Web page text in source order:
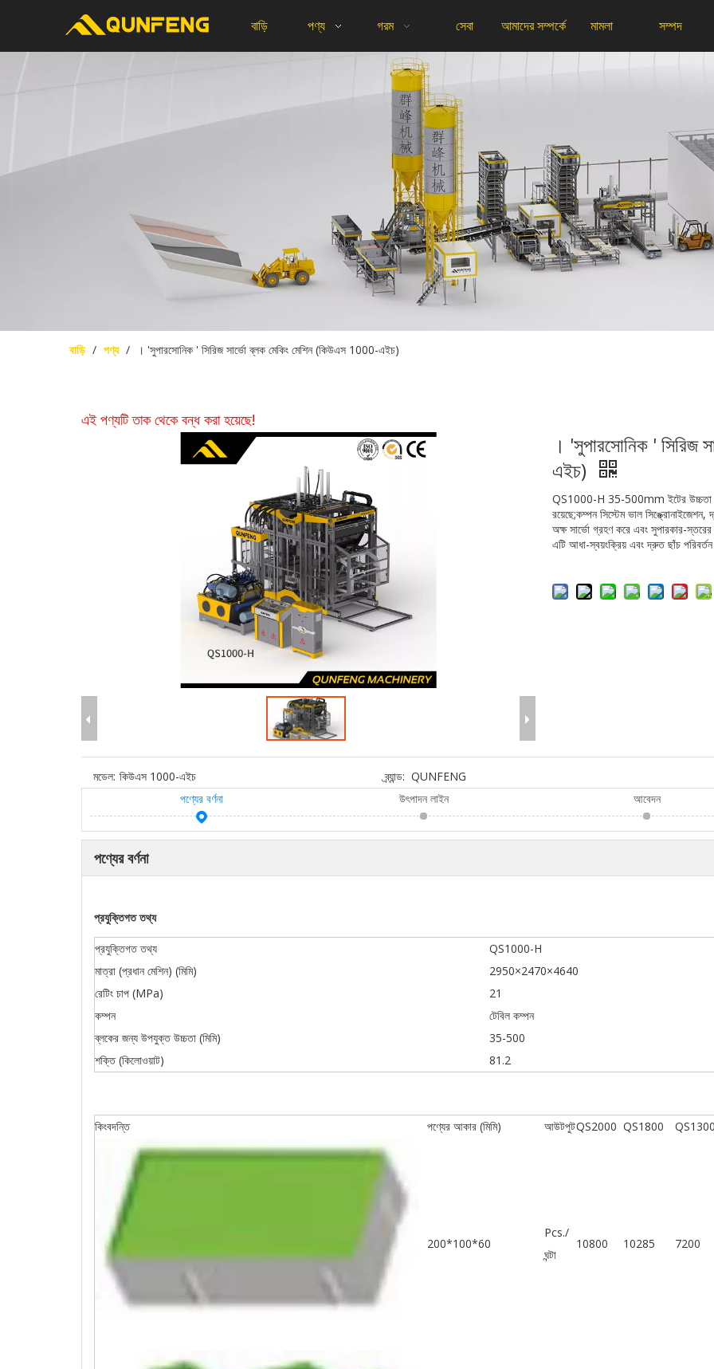
বাড়ি পণ্য গরম সেবা আমাদের সম্পর্কে মামলা সম্পদ
বাড়ি / পণ্য / । 'সুপারসোনিক ' সিরিজ সার্ভো ব্লক মেকিং মেশিন (কিউএস 1000-এইচ)
এই পণ্যটি তাক থেকে বন্ধ করা হয়েছে!
। 'সুপারসোনিক ' সিরিজ
এইচ)
QS1000-H 35-500mm ইটের উচ্চতা
রয়েছে;কম্পন সিস্টেম ভাল
অক্ষ সার্ভো গ্রহণ করে এবং সুপারকার-স্তরের
এটি আধা-স্বয়ংক্রিয় এবং দ্রুত ছাঁচ
মডেল: কিউএস 1000-এইচ ব্র্যান্ড: QUNFENG
পণ্যের বর্ণনা
উৎপাদন লাইন আবেদন
পণ্যের বর্ণনা
প্রযুক্তিগত তথ্য
প্রযুক্তিগত তথ্য
QS1000-H
মাত্রা (প্রধান মেশিন) (মিমি)
2950×2470×4640
রেটিং চাপ (MPa)
21
কম্পন
টেবিল কম্পন
ব্লকের জন্য উপযুক্ত উচ্চতা (মিমি)
35-500
শক্তি (কিলোওয়াট)
81.2
কিংবদন্তি পণ্যের আকার (মিমি) আউটপুটQS2000 QS1800
200*100*60
Pcs./
ঘন্টা
10800 10285 7200